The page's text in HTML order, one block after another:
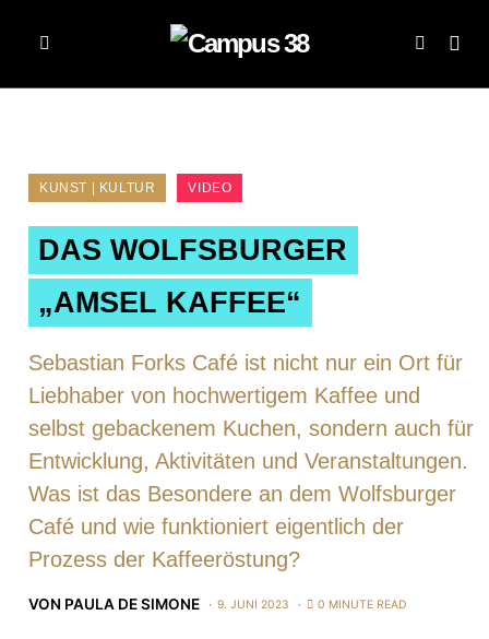
KUNST | KULTUR VIDEO
DAS WOLFSBURGER
„AMSEL KAFFEE“
Sebastian Forks Café ist nicht nur ein Ort für
Liebhaber von hochwertigem Kaffee und
selbst gebackenem Kuchen, sondern auch für
Entwicklung, Aktivitäten und Veranstaltungen.
Was ist das Besondere an dem Wolfsburger
Café und wie funktioniert eigentlich der
Prozess der Kaffeeröstung?
VON PAULA DE SIMONE 9. JUNI 2023 0 MINUTE READ